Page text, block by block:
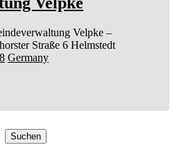
Velpke –
Straße 6 Helmstedt
Germany
Suchen